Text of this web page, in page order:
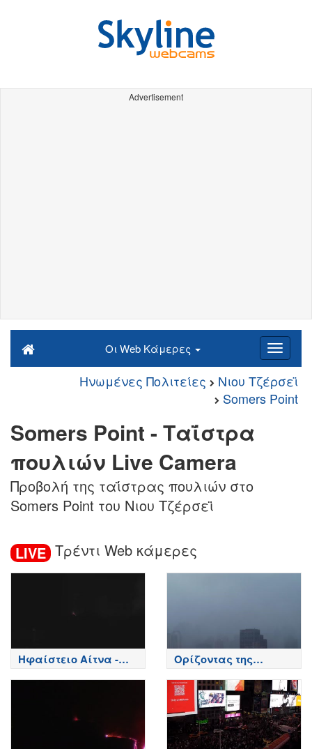
Advertisement
Οι Web Κάμερες
Ηνωμένες Πολιτείες
Νιου Τζέρσεϊ
Somers Point
Somers Point - Ταΐστρα
πουλιών Live Camera
Προβολή της ταΐστρας πουλιών στο
Somers Point του Νιου Τζέρσεϊ
LIVE Τρέντι Web κάμερες
Ηφαίστειο Αίτνα -
Κορυφή κρατήρων,
Ορίζοντας της
Σαγκάης